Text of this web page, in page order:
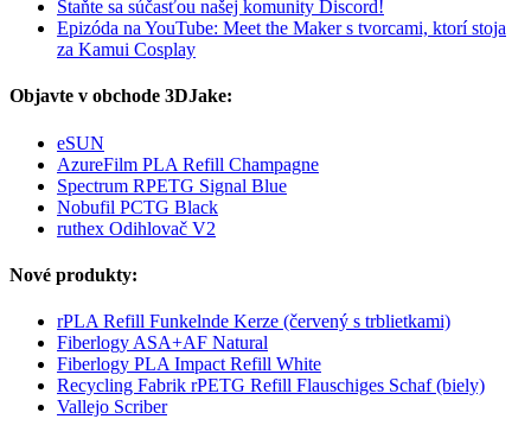
Staňte sa súčasťou našej komunity Discord!
Epizóda na YouTube: Meet the Maker s tvorcami, ktorí stoja
za Kamui Cosplay
Objavte v obchode 3DJake:
eSUN
AzureFilm PLA Refill Champagne
Spectrum RPETG Signal Blue
Nobufil PCTG Black
ruthex Odihlovač V2
Nové produkty:
rPLA Refill Funkelnde Kerze (červený s trblietkami)
Fiberlogy ASA+AF Natural
Fiberlogy PLA Impact Refill White
Recycling Fabrik rPETG Refill Flauschiges Schaf (biely)
Vallejo Scriber